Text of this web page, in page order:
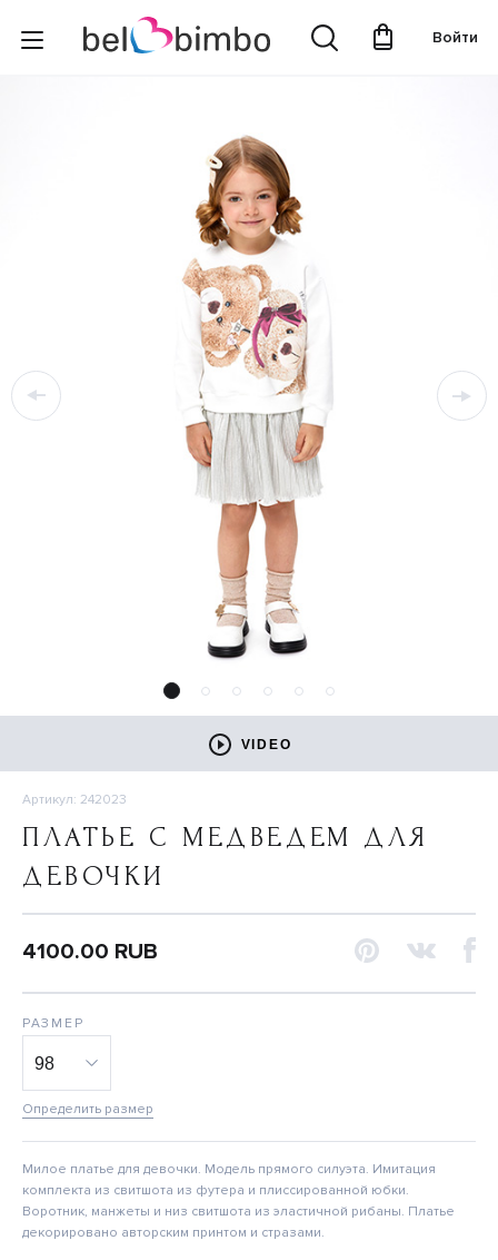
Войти
VIDEO
Артикул: 242023
ПЛАТЬЕ С МЕДВЕДЕМ ДЛЯ
ДЕВОЧКИ
4100.00 RUB
РАЗМЕР
Определить размер
Милое платье для девочки. Модель прямого силуэта. Имитация
комплекта из свитшота из футера и плиссированной юбки.
Воротник, манжеты и низ свитшота из эластичной рибаны. Платье
декорировано авторским принтом и стразами.